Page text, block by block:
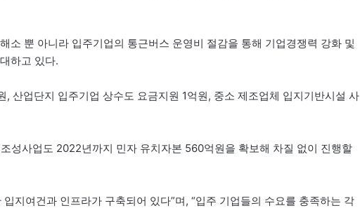
소 뿐 아니라 입주기업의 통근버스 운영비 절감을 통해 기업경쟁력 강화 및
하고 있다.
산업단지 입주기업 상수도 요금지원 1억원, 중소 제조업체 입지기반시설 사
성사업도 2022년까지 민자 유치자본 560억원을 확보해 차질 없이 진행할
지여건과 인프라가 구축되어 있다”며, “입주 기업들의 수요를 충족하는 각